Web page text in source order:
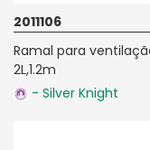
2011106
Ramal para
2L,1.2m
- Silver Knight